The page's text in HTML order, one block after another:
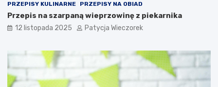
PRZEPISY KULINARNE
PRZEPISY NA OBIAD
Przepis na szarpaną wieprzowinę z piekarnika
12 listopada 2025 Patycja Wieczorek